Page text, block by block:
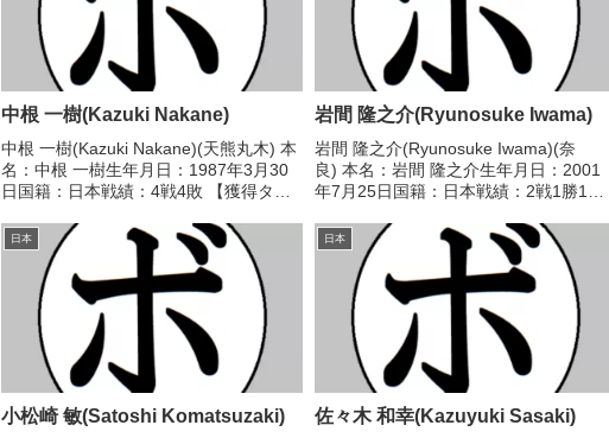
中根 一樹(Kazuki Nakane)
中根 一樹(Kazuki Nakane)(天熊丸木) 本
名：中根 一樹生年月日：1987年3月30
日国籍：日本戦績：4戦4敗 【獲得タイ
●1RTKO 知賀 竜一(緑)2022/12/11
●1RKO...
岩間 隆之介(Ryunosuke Iwama)
岩間 隆之介(Ryunosuke Iwama)(奈
良) 本名：岩間 隆之介生年月日：2001
年7月25日国籍：日本戦績：2戦1勝1敗1
2022/04/09 △4R判定 1-0(39-37、38-
38、38-...
日本
小松崎 敏(Satoshi Komatsuzaki)
日本
佐々木 和幸(Kazuyuki Sasaki)